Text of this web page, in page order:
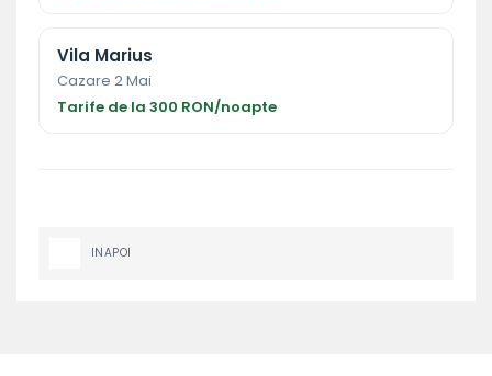
Vila Marius
Cazare 2 Mai
Tarife de la 300 RON/noapte
INAPOI